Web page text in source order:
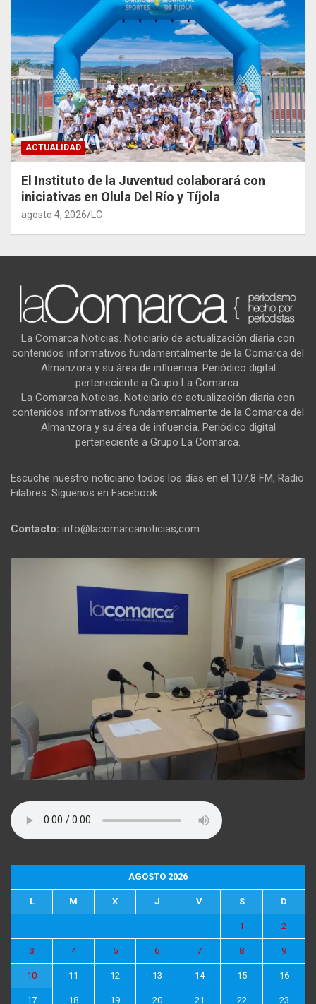
ACTUALIDAD
El Instituto de la Juventud colaborará con
iniciativas en Olula Del Río y Tíjola
agosto 4, 2026 LC
La Comarca Noticias. Noticiario de actualización diaria con
contenidos informativos fundamentalmente de la Comarca del
Almanzora y su área de influencia. Periódico digital
perteneciente a Grupo La Comarca.
La Comarca Noticias. Noticiario de actualización diaria con
contenidos informativos fundamentalmente de la Comarca del
Almanzora y su área de influencia. Periódico digital
perteneciente a Grupo La Comarca.
Escuche nuestro noticiario todos los días en el 107.8 FM, Radio
Filabres. Síguenos en Facebook.
Contacto: info@lacomarcanoticias,com
AGOSTO 2026
L M X J V S D
1 2
3 4 5 6 7 8 9
10 11 12 13 14 15 16
17 18 19 20 21 22 23